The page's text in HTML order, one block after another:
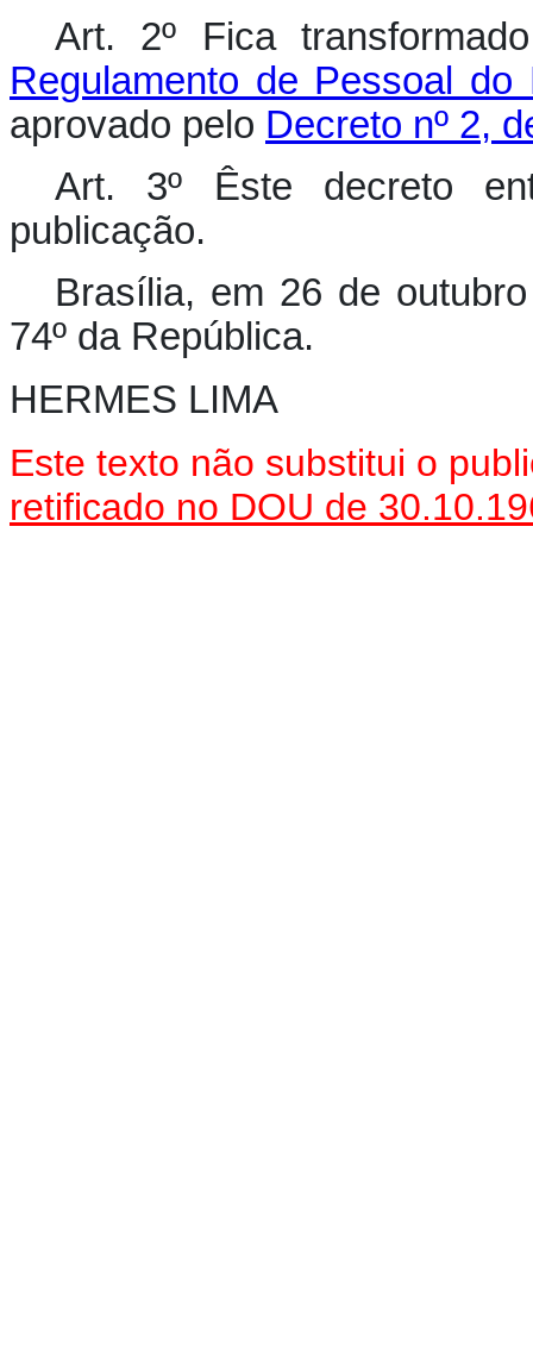
Art. 2º Fica
Regulamento de Pessoal
aprovado pelo Decreto nº 2,
Art. 3º Êste decreto
publicação.
Brasília, em 26 de
74º da República.
HERMES LIMA
Este texto não substitui o
retificado no DOU de